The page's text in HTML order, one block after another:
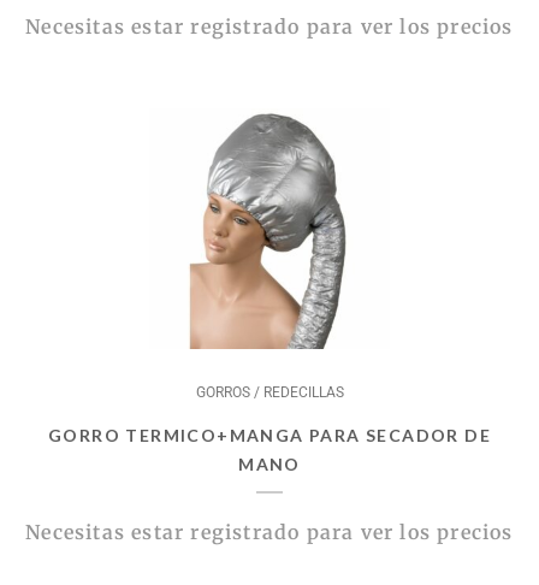
Necesitas estar registrado para ver los precios
GORROS / REDECILLAS
GORRO TERMICO+MANGA PARA SECADOR DE
MANO
Necesitas estar registrado para ver los precios